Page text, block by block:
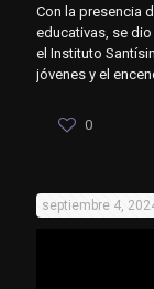
Con la presencia
educativas, se
el Instituto
jóvenes y el
0
septiembre 4,